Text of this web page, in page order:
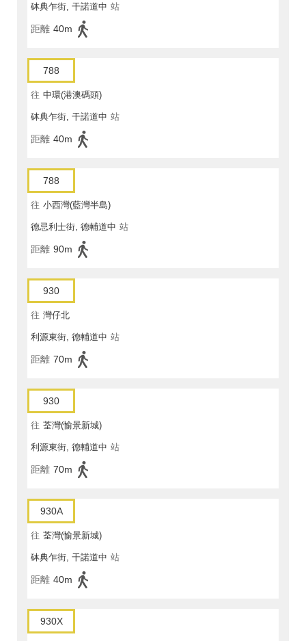
砵典乍街, 干諾道中 站
距離 40m
788
往 中環(港澳碼頭)
砵典乍街, 干諾道中 站
距離 40m
788
往 小西灣(藍灣半島)
德忌利士街, 德輔道中 站
距離 90m
930
往 灣仔北
利源東街, 德輔道中 站
距離 70m
930
往 荃灣(愉景新城)
利源東街, 德輔道中 站
距離 70m
930A
往 荃灣(愉景新城)
砵典乍街, 干諾道中 站
距離 40m
930X